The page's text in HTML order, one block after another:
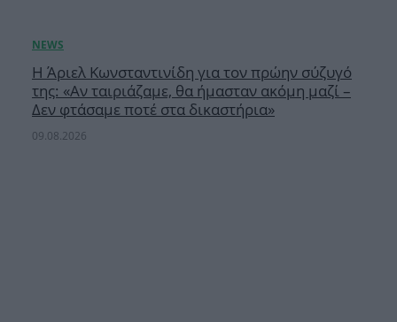
Η Άριελ Κωνσταντινίδη για τον πρώην σύζυγό
της: «Αν ταιριάζαμε, θα ήμασταν ακόμη μαζί –
Δεν φτάσαμε ποτέ στα δικαστήρια»
09.08.2026